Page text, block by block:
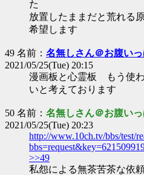
た
放置したままだと荒れる
希望します
49 名前： 名無しさん＠お腹いっ
2021/05/25(Tue) 20:15
漫画板と心霊板 もう使
いと考えております
50 名前： 名無しさん＠お腹いっ
2021/05/25(Tue) 20:23
http://www.10ch.tv/bbs/test/
>>49
私怨による無茶苦茶な依